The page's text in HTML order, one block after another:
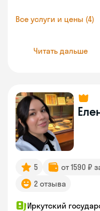
Все услуги и цены (4)
Читать дальше
5 от 1590 ₽
2 отзыва
Иркутский